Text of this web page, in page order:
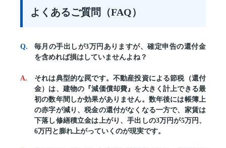
よくあるご質問（FAQ）
毎月の手出しが3万円ありますが、確定申告の還付金
を含めれば損はしていませんよね？
それは典型的な罠です。不動産投資による節税（還付
金）は、建物の『減価償却費』を大きく計上できる最
初の数年間しか効果がありません。数年後には帳簿上
の赤字が減り、税金の還付がなくなる一方で、家賃は
下落し修繕積立金は上がり、手出しの3万円が5万円、
6万円と膨れ上がっていくのが現実です。